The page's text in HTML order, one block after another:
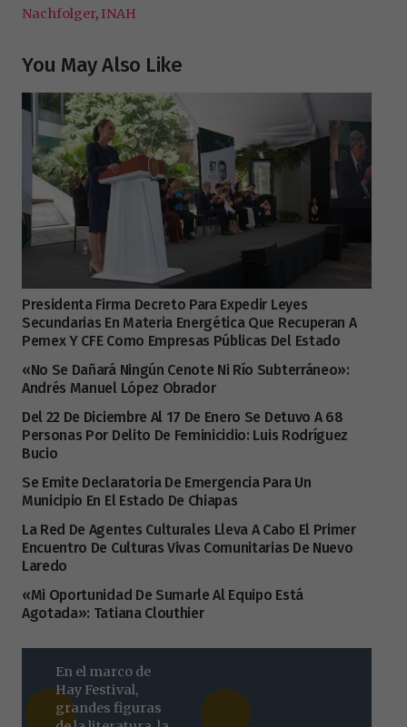
Nachfolger, INAH
You May Also Like
Presidenta Firma Decreto Para Expedir Leyes
Secundarias En Materia Energética Que Recuperan A
Pemex Y CFE Como Empresas Públicas Del Estado
«No Se Dañará Ningún Cenote Ni Río Subterráneo»:
Andrés Manuel López Obrador
Del 22 De Diciembre Al 17 De Enero Se Detuvo A 68
Personas Por Delito De Feminicidio: Luis Rodríguez
Bucio
Se Emite Declaratoria De Emergencia Para Un
Municipio En El Estado De Chiapas
La Red De Agentes Culturales Lleva A Cabo El Primer
Encuentro De Culturas Vivas Comunitarias De Nuevo
Laredo
«Mi Oportunidad De Sumarle Al Equipo Está
Agotada»: Tatiana Clouthier
En el marco de
Hay Festival,
grandes figuras